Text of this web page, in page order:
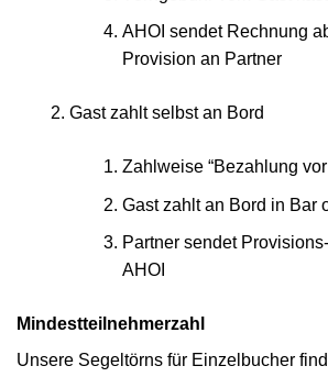
AHOI sendet Rechnung
Provision an Partner
Gast zahlt selbst an Bord
Zahlweise “Bezahlung
Gast zahlt an Bord in Bar
Partner sendet
AHOI
Mindestteilnehmerzahl
Unsere Segeltörns für Einzelbucher